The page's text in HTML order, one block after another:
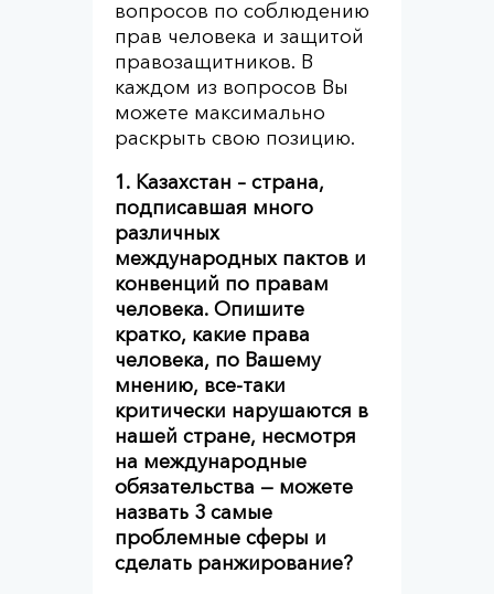
вопросов по соблюдению
прав человека и защитой
правозащитников. В
каждом из вопросов Вы
можете максимально
раскрыть свою позицию.
1. Казахстан – страна,
подписавшая много
различных
международных пактов и
конвенций по правам
человека. Опишите
кратко, какие права
человека, по Вашему
мнению, все-таки
критически нарушаются в
нашей стране, несмотря
на международные
обязательства — можете
назвать 3 самые
проблемные сферы и
сделать ранжирование?